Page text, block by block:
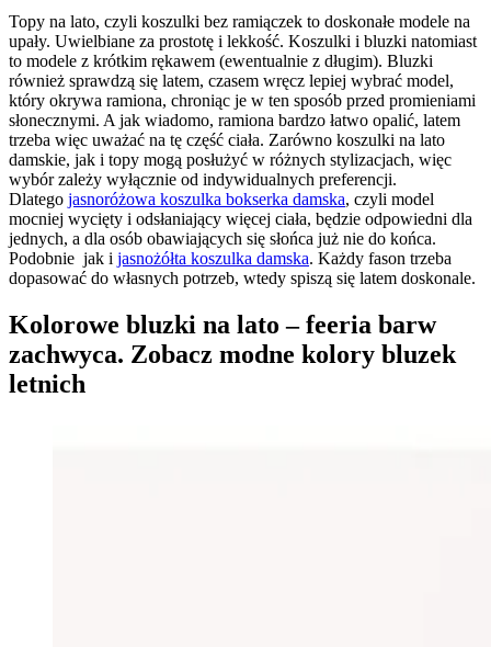
Topy na lato, czyli koszulki bez ramiączek to doskonałe modele na
upały. Uwielbiane za prostotę i lekkość. Koszulki i bluzki natomiast
to modele z krótkim rękawem (ewentualnie z długim). Bluzki
również sprawdzą się latem, czasem wręcz lepiej wybrać model,
który okrywa ramiona, chroniąc je w ten sposób przed promieniami
słonecznymi. A jak wiadomo, ramiona bardzo łatwo opalić, latem
trzeba więc uważać na tę część ciała. Zarówno koszulki na lato
damskie, jak i topy mogą posłużyć w różnych stylizacjach, więc
wybór zależy wyłącznie od indywidualnych preferencji.
Dlatego jasnoróżowa koszulka bokserka damska, czyli model
mocniej wycięty i odsłaniający więcej ciała, będzie odpowiedni dla
jednych, a dla osób obawiających się słońca już nie do końca.
Podobnie jak i jasnożółta koszulka damska. Każdy fason trzeba
dopasować do własnych potrzeb, wtedy spiszą się latem doskonale.
Kolorowe bluzki na lato – feeria barw
zachwyca. Zobacz modne kolory bluzek
letnich